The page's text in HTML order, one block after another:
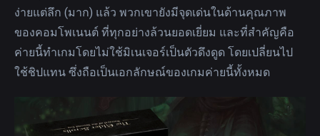
ง่ายแต่ลึก (มาก) แล้ว พวกเขายังมีจุดเด่นในด้านคุณภาพ
ของคอมโพเนนต์ ที่ทุกอย่างล้วนยอดเยี่ยม และที่สำคัญคือ
ค่ายนี้ทำเกมโดยไม่ใช้มิเนเจอร์เป็นตัวดึงดูด โดยเปลี่ยนไป
ใช้ชิปแทน ซึ่งถือเป็นเอกลักษณ์ของเกมค่ายนี้ทั้งหมด